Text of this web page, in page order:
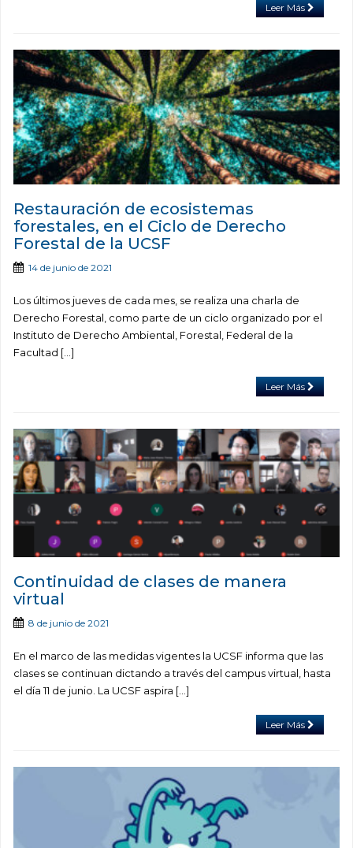
Leer Más
Restauración de ecosistemas
forestales, en el Ciclo de Derecho
Forestal de la UCSF
14 de junio de 2021
Los últimos jueves de cada mes, se realiza una charla de
Derecho Forestal, como parte de un ciclo organizado por el
Instituto de Derecho Ambiental, Forestal, Federal de la
Facultad […]
Leer Más
Continuidad de clases de manera
virtual
8 de junio de 2021
En el marco de las medidas vigentes la UCSF informa que las
clases se continuan dictando a través del campus virtual, hasta
el día 11 de junio. La UCSF aspira […]
Leer Más